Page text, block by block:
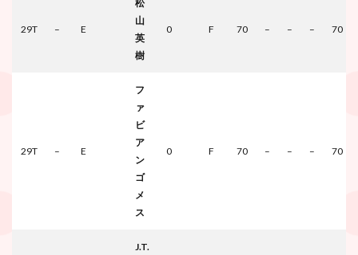
29T – E
松
山
英
樹
0 F 70 – – – 70
29T – E
フ
ァ
ビ
ア
ン
ゴ
メ
ス
0 F 70 – – – 70
J.T.